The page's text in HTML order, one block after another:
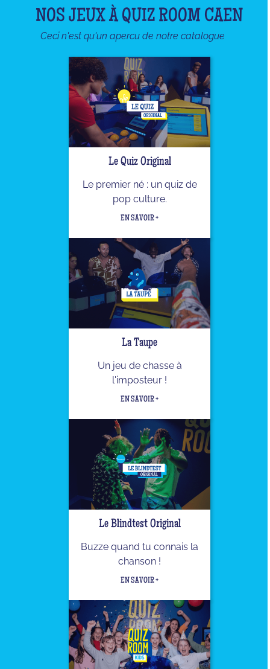
NOS JEUX À QUIZ ROOM CAEN
Ceci n'est qu'un apercu de notre catalogue
Le Quiz Original
Le premier né : un quiz de
pop culture.
EN SAVOIR +
La Taupe
Un jeu de chasse à
l'imposteur !
EN SAVOIR +
Le Blindtest Original
Buzze quand tu connais la
chanson !
EN SAVOIR +